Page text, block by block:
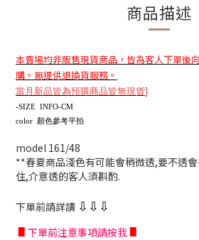
商品描述
本賣場均非販售現貨商品，皆為客人下單後
購。無提供退換貨服務。
當月新品皆為預購商品皆無現貨]
-SIZE INFO-CM
color 顏色參考平拍
model 161/48
**春夏商品淺色有可能會稍微透,要不透
住,介意透的客人須斟酌.
下單前請詳讀 ⇩ ⇩ ⇩
∎ 下單前注意事項請按我∎